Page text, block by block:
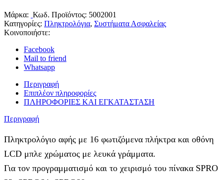
Μάρκα: Κωδ. Προϊόντος: 5002001
Κατηγορίες: Πληκτρολόγια, Συστήματα Ασφαλείας
Κοινοποιήστε:
Facebook
Mail to friend
Whatsapp
Περιγραφή
Επιπλέον πληροφορίες
ΠΛΗΡΟΦΟΡΙΕΣ ΚΑΙ ΕΓΚΑΤΑΣΤΑΣΗ
Περιγραφή
Πληκτρολόγιο αφής με 16 φωτιζόμενα πλήκτρα και οθόνη
LCD μπλε χρώματος με λευκά γράμματα.
Για τον προγραμματισμό και το χειρισμό του πίνακα SPRO